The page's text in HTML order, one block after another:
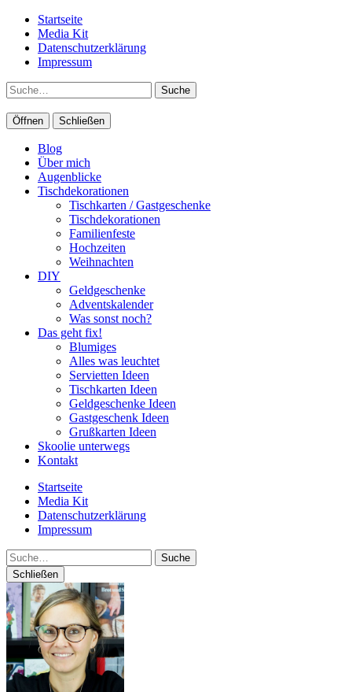
Startseite
Media Kit
Datenschutzerklärung
Impressum
Suche
Öffnen Schließen
Blog
Über mich
Augenblicke
Tischdekorationen
Tischkarten / Gastgeschenke
Tischdekorationen
Familienfeste
Hochzeiten
Weihnachten
DIY
Geldgeschenke
Adventskalender
Was sonst noch?
Das geht fix!
Blumiges
Alles was leuchtet
Servietten Ideen
Tischkarten Ideen
Geldgeschenke Ideen
Gastgeschenk Ideen
Grußkarten Ideen
Skoolie unterwegs
Kontakt
Startseite
Media Kit
Datenschutzerklärung
Impressum
Suche
Schließen